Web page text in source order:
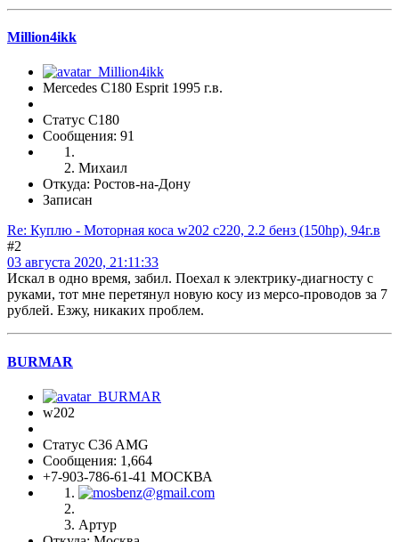
Million4ikk
Mercedes C180 Esprit 1995 г.в.
Статус C180
Сообщения: 91
Михаил
Откуда: Ростов-на-Дону
Записан
Re: Куплю - Моторная коса w202 c220, 2.2 бенз (150hp), 94г.в
#2
03 августа 2020, 21:11:33
Искал в одно время, забил. Поехал к электрику-диагносту с
руками, тот мне перетянул новую косу из мерсо-проводов за 7
рублей. Езжу, никаких проблем.
BURMAR
w202
Статус C36 AMG
Сообщения: 1,664
+7-903-786-61-41 МОСКВА
Артур